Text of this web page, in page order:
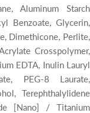
Aluminum Starch
Benzoate, Glycerin,
Dimethicone, Perlite,
Crosspolymer,
EDTA, Inulin Lauryl
PEG-8 Laurate,
Terephthalylidene
[Nano] / Titanium